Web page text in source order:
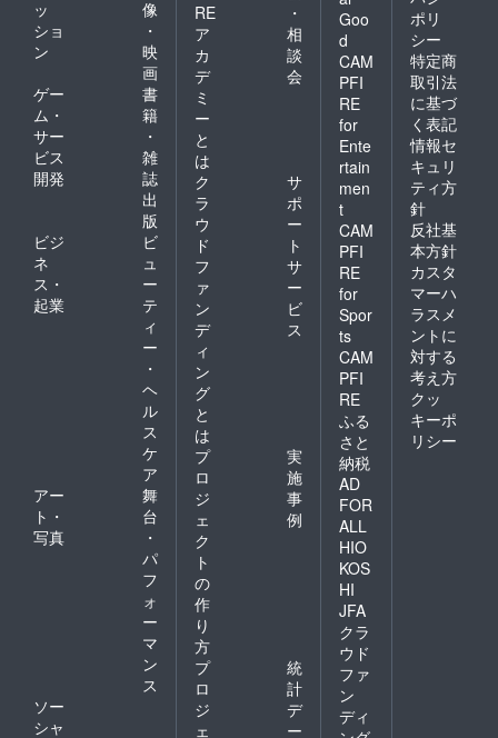
ッ
ショ
ン
像
・
映
画
ゲー
ム・
サー
ビス
開発
書
籍
・
雑
誌
出
版
ビジ
ネ
ス・
起業
ビ
ュ
ー
テ
ィ
ー
・
ヘ
ル
ス
ケ
ア
アー
ト・
写真
舞
台
・
パ
フ
ォ
ー
マ
ン
ス
ソー
シャ
RE
ア
カ
デ
ミ
ー
と
は
・
相
談
会
ク
ラ
ウ
ド
フ
ァ
ン
デ
ィ
ン
グ
と
は
サ
ポ
ー
ト
サ
ー
ビ
ス
プ
ロ
ジ
ェ
ク
ト
の
作
り
方
実
施
事
例
プ
ロ
ジ
ェ
統
計
デ
ー
Goo
d
CAM
PFI
RE
for
Ente
rtain
men
t
CAM
PFI
RE
for
Spor
ts
CAM
PFI
RE
ふる
さと
納税
AD
FOR
ALL
HIO
KOS
HI
JFA
クラ
ウド
ファ
ン
ディ
ポリ
シー
特定商
取引法
に基づ
く表記
情報セ
キュリ
ティ方
針
反社基
本方針
カスタ
マーハ
ラスメ
ントに
対する
考え方
クッ
キーポ
リシー